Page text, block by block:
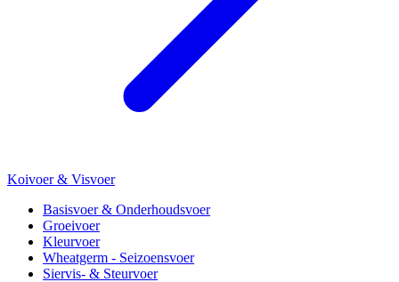
Koivoer & Visvoer
Basisvoer & Onderhoudsvoer
Groeivoer
Kleurvoer
Wheatgerm - Seizoensvoer
Siervis- & Steurvoer